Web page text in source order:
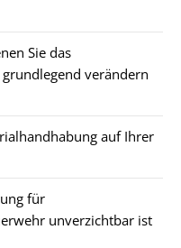
Sie das
verändern
auf Ihrer
für
unverzichtbar ist